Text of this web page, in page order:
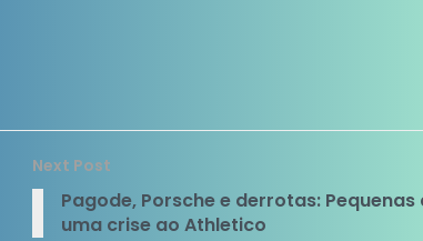
Next Post
Pagode, Porsche e derrotas:
uma crise ao Athletico